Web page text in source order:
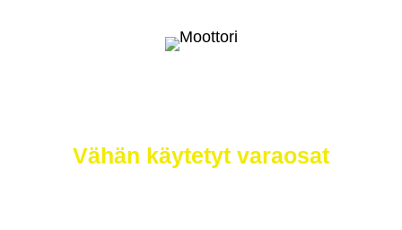
Vähän käytetyt varaosat